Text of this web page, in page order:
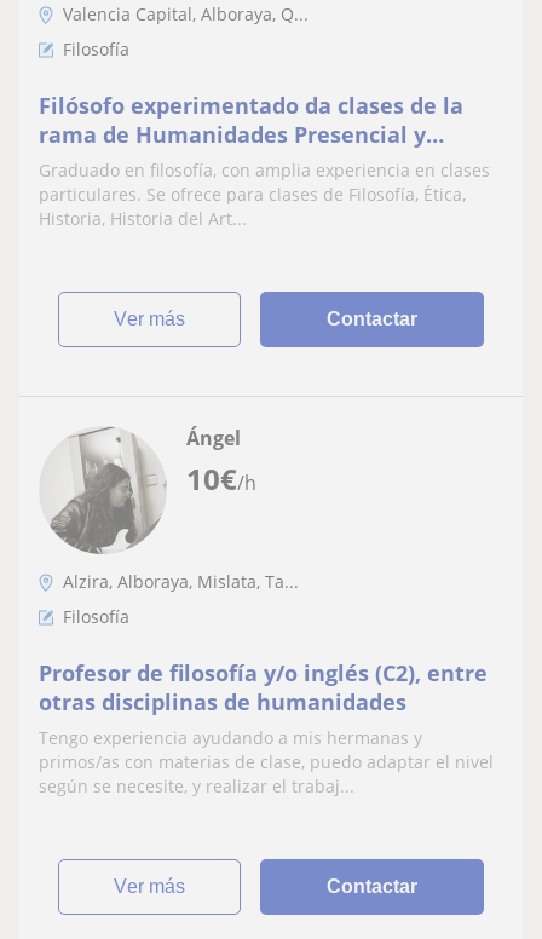
Valencia Capital, Alboraya, Q...
Filosofía
Filósofo experimentado da clases de la
rama de Humanidades Presencial y
Online
Graduado en filosofía, con amplia experiencia en clases
particulares. Se ofrece para clases de Filosofía, Ética,
Historia, Historia del Art...
ver más Contactar
10€/h
Ángel
Alzira, Alboraya, Mislata, Ta...
Filosofía
Profesor de filosofía y/o inglés (C2), entre
otras disciplinas de humanidades
Tengo experiencia ayudando a mis hermanas y
primos/as con materias de clase, puedo adaptar el nivel
según se necesite, y realizar el trabaj...
ver más Contactar